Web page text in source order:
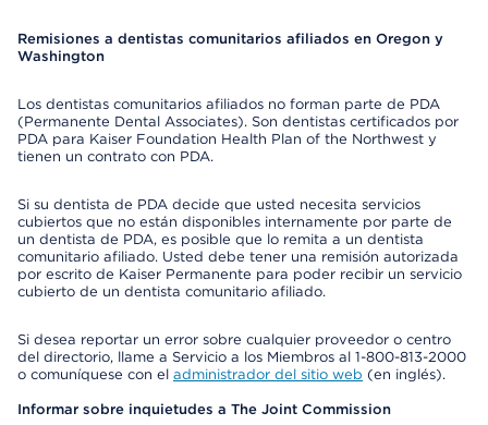
Remisiones a dentistas comunitarios afiliados en Oregon y
Washington
Los dentistas comunitarios afiliados no forman parte de PDA
(Permanente Dental Associates). Son dentistas certificados por
PDA para Kaiser Foundation Health Plan of the Northwest y
tienen un contrato con PDA.
Si su dentista de PDA decide que usted necesita servicios
cubiertos que no están disponibles internamente por parte de
un dentista de PDA, es posible que lo remita a un dentista
comunitario afiliado. Usted debe tener una remisión autorizada
por escrito de Kaiser Permanente para poder recibir un servicio
cubierto de un dentista comunitario afiliado.
Si desea reportar un error sobre cualquier proveedor o centro
del directorio, llame a Servicio a los Miembros al 1-800-813-2000
o comuníquese con el administrador del sitio web (en inglés).
Informar sobre inquietudes a The Joint Commission